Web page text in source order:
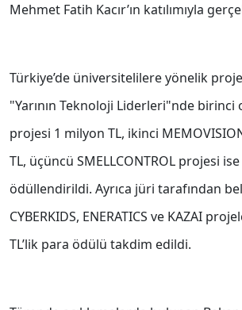
Mehmet Fatih Kacır’ın katılımıyla
Türkiye’de üniversitelilere yönelik proje
"Yarının Teknoloji Liderleri"nde birinci
projesi 1 milyon TL, ikinci
TL, üçüncü SMELLCONTROL projesi
ödüllendirildi. Ayrıca jüri tarafından
CYBERKIDS, ENERATICS ve KAZAI
TL’lik para ödülü takdim edildi.